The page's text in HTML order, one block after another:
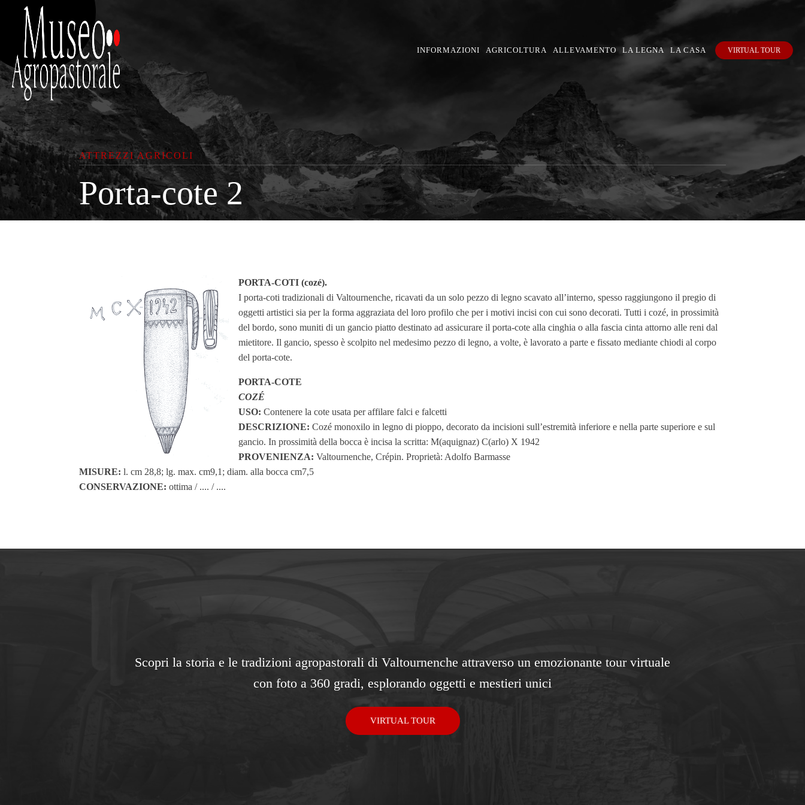
INFORMAZIONI AGRICOLTURA ALLEVAMENTO LA LEGNA LA CASA VIRTUAL TOUR
ATTREZZI AGRICOLI
Porta-cote 2
PORTA-COTI (cozé).
I porta-coti tradizionali di Valtournenche, ricavati da un solo pezzo di legno scavato all’interno, spesso raggiungono il pregio di
oggetti artistici sia per la forma aggraziata del loro profilo che per i motivi incisi con cui sono decorati. Tutti i cozé, in prossimità
del bordo, sono muniti di un gancio piatto destinato ad assicurare il porta-cote alla cinghia o alla fascia cinta attorno alle reni dal
mietitore. Il gancio, spesso è scolpito nel medesimo pezzo di legno, a volte, è lavorato a parte e fissato mediante chiodi al corpo
del porta-cote.
PORTA-COTE
COZÉ
USO: Contenere la cote usata per affilare falci e falcetti
DESCRIZIONE: Cozé monoxilo in legno di pioppo, decorato da incisioni sull’estremità inferiore e nella parte superiore e sul
gancio. In prossimità della bocca è incisa la scritta: M(aquignaz) C(arlo) X 1942
PROVENIENZA: Valtournenche, Crépin. Proprietà: Adolfo Barmasse
MISURE: l. cm 28,8; lg. max. cm9,1; diam. alla bocca cm7,5
CONSERVAZIONE: ottima / .... / ....
Scopri la storia e le tradizioni agropastorali di Valtournenche attraverso un emozionante tour virtuale
con foto a 360 gradi, esplorando oggetti e mestieri unici
VIRTUAL TOUR